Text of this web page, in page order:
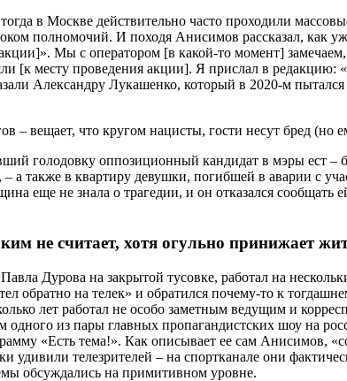
в Москве действительно часто проходили
полномочий. И походя Анисимов рассказал, как
Мы с оператором [в какой-то момент]
месту проведения акции]. Я прислал в редакцию:
Александру Лукашенко, который в 2020-м пытался
голодовку оппозиционный кандидат в мэры ест –
также в квартиру девушки, погибшей в аварии с
еще не знала о трагедии, и он отказался сообщать
не считает, хотя огульно принижает
Дурова на закрытой тусовке, работал на
обратно на телек» и обратился почему-то к
лет работал не особо заметным ведущим и
одного из пары главных пропагандистских шоу на
«Есть тема!». Как описывает ее сам Анисимов,
телезрителей – на спортканале они
обсуждались на примитивном уровне.